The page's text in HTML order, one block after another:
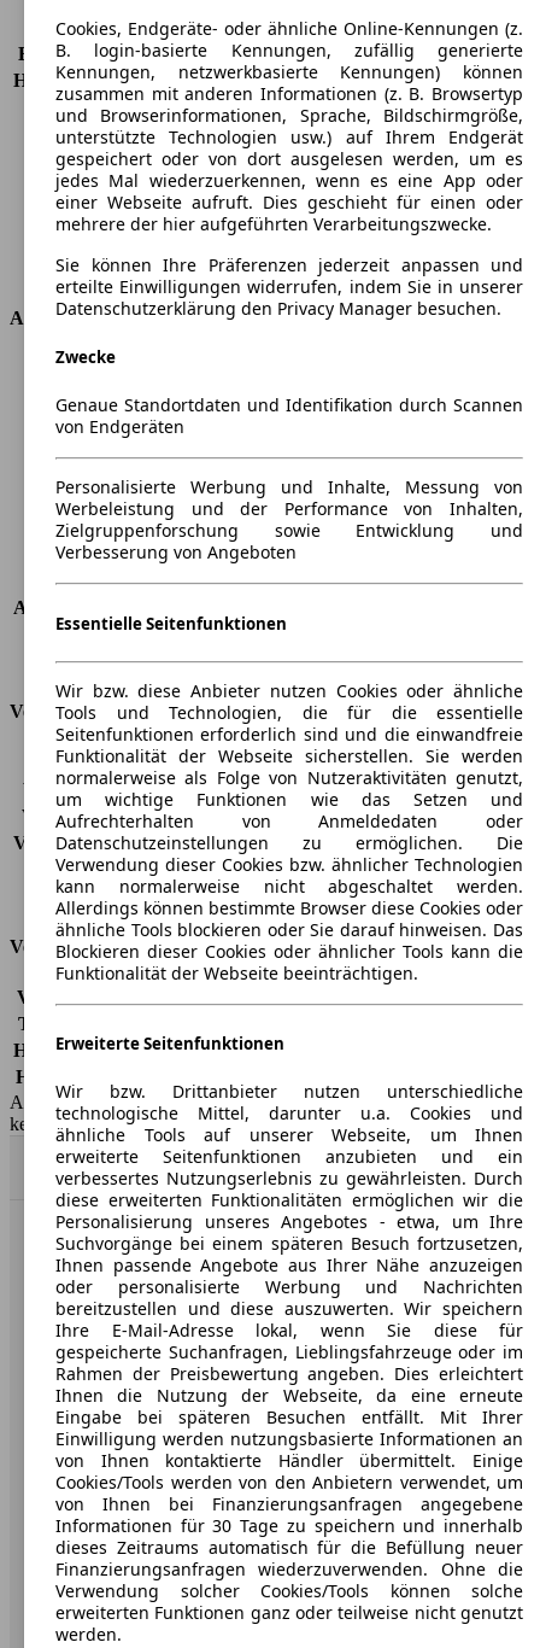
KW (PS)
92 kW (125 PS)
Beschleunigung (0-100 km/h) 10,2s
Höchstgeschwindigkeit (km/h) 200 km/h
Anzahl der Gänge
6
Drehmoment
170 nm
Hubraum
999 ccm
Kraftstoff
Benzin
Zylinder
3
Antriebsart
Vorderradantrieb
Abmessungen
Länge
Höhe
1452 mm
Breite
Max. Zuladung
Türen
5
Sitze
5
Dachlast
-
Anhängelast (ungebremst)
Anhängelast (gebremst)
1100 kg
Kofferraumvolumen
392 - 1354 l
Verbrauch
CO2 Emissionen*
-
Verbrauch (Stadt)
-
Verbrauch (Land)
-
Verbrauch (komb.)* -
Schadstoffklasse
EU6d
Tankinhalt
52 l
Versicherungsklassen
Vollkasko
Teilkasko
Haftpflicht -
HSN/TSN
AutoScout24 GmbH übernimmt für die Richtigkeit der Angaben
keine Gewähr.
Nach Oben
AutoScout24: Europaweit der größte Online-Automarkt.
Unternehmen
Über AutoScout24
Presse
Karriere
Werbung
AGB
Datenschutz
Impressum
Cookies, Endgeräte- oder ähnliche Online-Kennungen (z.
B. login-basierte Kennungen, zufällig generierte
Kennungen, netzwerkbasierte Kennungen) können
zusammen mit anderen Informationen (z. B. Browsertyp
und Browserinformationen, Sprache, Bildschirmgröße,
unterstützte Technologien usw.) auf Ihrem Endgerät
gespeichert oder von dort ausgelesen werden, um es
jedes Mal wiederzuerkennen, wenn es eine App oder
einer Webseite aufruft. Dies geschieht für einen oder
mehrere der hier aufgeführten Verarbeitungszwecke.
Sie können Ihre Präferenzen jederzeit anpassen und
erteilte Einwilligungen widerrufen, indem Sie in unserer
Datenschutzerklärung den Privacy Manager besuchen.
Zwecke
Genaue Standortdaten und Identifikation durch Scannen
von Endgeräten
Personalisierte Werbung und Inhalte, Messung von
Werbeleistung und der Performance von Inhalten,
Zielgruppenforschung sowie Entwicklung und
Verbesserung von Angeboten
Essentielle Seitenfunktionen
Wir bzw. diese Anbieter nutzen Cookies oder ähnliche
Tools und Technologien, die für die essentielle
Seitenfunktionen erforderlich sind und die einwandfreie
Funktionalität der Webseite sicherstellen. Sie werden
normalerweise als Folge von Nutzeraktivitäten genutzt,
um wichtige Funktionen wie das Setzen und
Aufrechterhalten von Anmeldedaten oder
Datenschutzeinstellungen zu ermöglichen. Die
Verwendung dieser Cookies bzw. ähnlicher Technologien
kann normalerweise nicht abgeschaltet werden.
Allerdings können bestimmte Browser diese Cookies oder
ähnliche Tools blockieren oder Sie darauf hinweisen. Das
Blockieren dieser Cookies oder ähnlicher Tools kann die
Funktionalität der Webseite beeinträchtigen.
Erweiterte Seitenfunktionen
Wir bzw. Drittanbieter nutzen unterschiedliche
technologische Mittel, darunter u.a. Cookies und
ähnliche Tools auf unserer Webseite, um Ihnen
erweiterte Seitenfunktionen anzubieten und ein
verbessertes Nutzungserlebnis zu gewährleisten. Durch
diese erweiterten Funktionalitäten ermöglichen wir die
Personalisierung unseres Angebotes - etwa, um Ihre
Suchvorgänge bei einem späteren Besuch fortzusetzen,
Ihnen passende Angebote aus Ihrer Nähe anzuzeigen
oder personalisierte Werbung und Nachrichten
bereitzustellen und diese auszuwerten. Wir speichern
Ihre E-Mail-Adresse lokal, wenn Sie diese für
gespeicherte Suchanfragen, Lieblingsfahrzeuge oder im
Rahmen der Preisbewertung angeben. Dies erleichtert
Ihnen die Nutzung der Webseite, da eine erneute
Eingabe bei späteren Besuchen entfällt. Mit Ihrer
Einwilligung werden nutzungsbasierte Informationen an
von Ihnen kontaktierte Händler übermittelt. Einige
Cookies/Tools werden von den Anbietern verwendet, um
von Ihnen bei Finanzierungsanfragen angegebene
Informationen für 30 Tage zu speichern und innerhalb
dieses Zeitraums automatisch für die Befüllung neuer
Finanzierungsanfragen wiederzuverwenden. Ohne die
Verwendung solcher Cookies/Tools können solche
erweiterten Funktionen ganz oder teilweise nicht genutzt
werden.